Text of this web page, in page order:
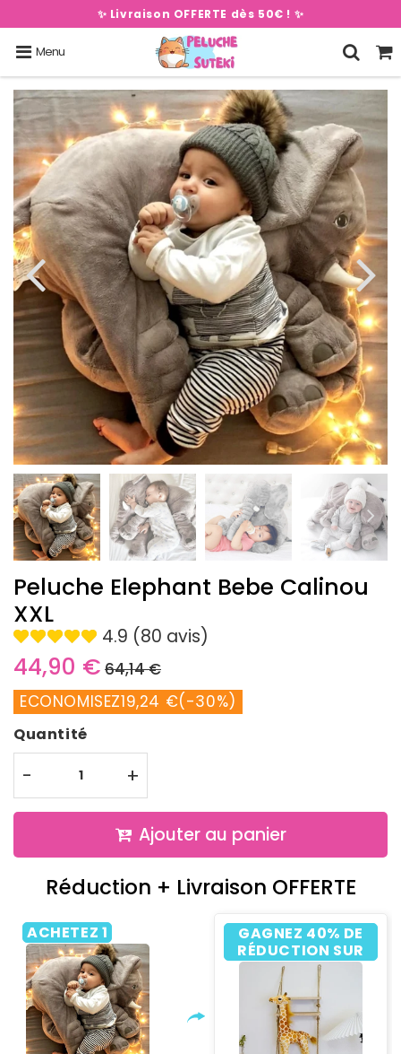
✨ Livraison OFFERTE dès 50€ ! ✨
Menu
Peluche Elephant Bebe Calinou
XXL
4.9 (80 avis)
44,90 € 64,14 €
Unit
price
ECONOMISEZ19,24 €(-30%)
Quantité
- +
Ajouter au panier
Réduction + Livraison OFFERTE
ACHETEZ 1
GAGNEZ 40% DE
RÉDUCTION SUR